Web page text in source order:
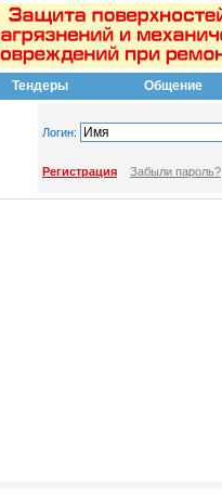
Тендеры Общение
Логин:
Регистрация Забыли пароль?